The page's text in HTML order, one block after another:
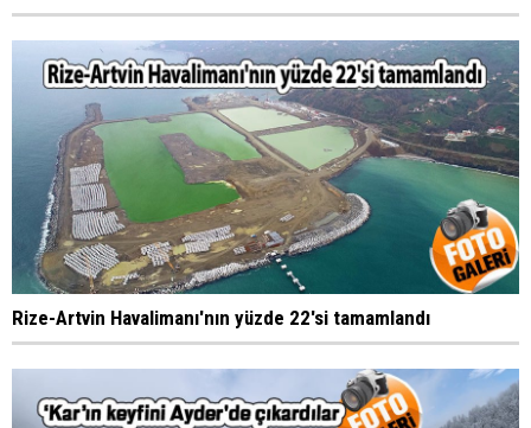
Rize-Artvin Havalimanı'nın yüzde 22'si tamamlandı